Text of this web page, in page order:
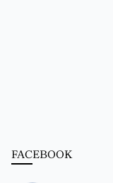
FACEBOOK